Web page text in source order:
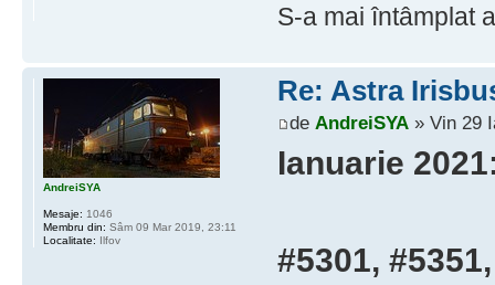
S-a mai întâmplat
Re: Astra
de AndreiSYA» Vin 29
Ianuarie
#5301,
AndreiSYA
Mesaje: 1046
Membru din: Sâm 09 Mar 2019, 23:11
Localitate: Ilfov